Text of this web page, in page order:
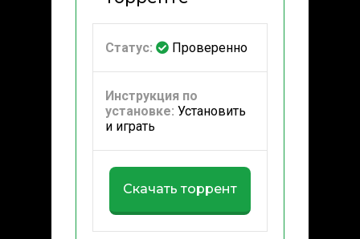
Статус: Проверенно
Инструкция по
установке: Установить
и играть
Скачать торрент